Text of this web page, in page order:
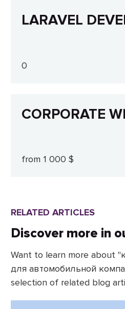
LARAVEL
0
CORPORATE
from 1 000 $
RELATED ARTICLES
Discover more in
Want to learn more about
для автомобильной
selection of related blog